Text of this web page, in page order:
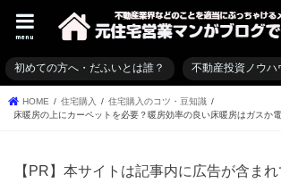
menu
初めての方へ・だふいとは誰？ 不動産投資ノウハ
HOME 住宅購入
住宅購入のコツ・豆知識
床暖房の上にカーペットを必要？暖房効率の良い床暖房はガスか
【PR】本サイトは記事内に広告が含ま